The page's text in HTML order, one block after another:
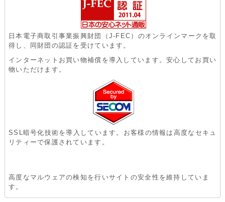
日本電子商取引事業振興財団（J-FEC）のオンラインマークを取
得し、同財団の認証を受けています。
インターネットお買い物補償を導入しています。安心してお買い
物いただけます。
SSL暗号化技術を導入しています。お客様の情報は高度なセキュ
リティーで保護されています。
高度なマルウェアの検知を行いサイトの安全性を維持していま
す。